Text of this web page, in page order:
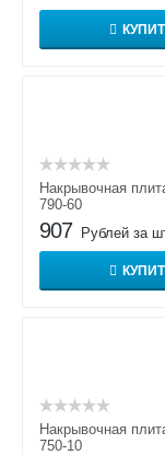
Накрывочная
790-60
907 Рублей за
Накрывочная
750-10